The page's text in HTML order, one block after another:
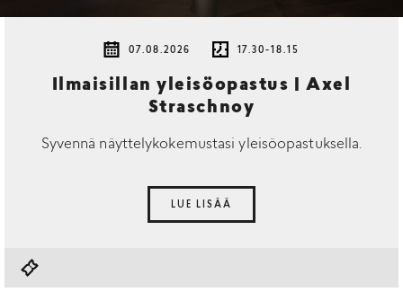
07.08.2026 17.30-18.15
Ilmaisillan yleisöopastus | Axel
Straschnoy
Syvennä näyttelykokemustasi yleisöopastuksella.
LUE LISÄÄ